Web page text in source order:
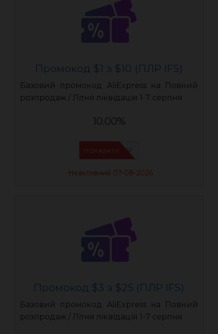
Промокод $1 з $10 (ПЛР IFS)
Базовий промокод AliExpress на Повний
розпродаж / Літня ліквідація 1-7 серпня
10.00%
IFSCDUA1
ПОКАЗАТИ
Неактивний 07-08-2026
Промокод $3 з $25 (ПЛР IFS)
Базовий промокод AliExpress на Повний
розпродаж / Літня ліквідація 1-7 серпня